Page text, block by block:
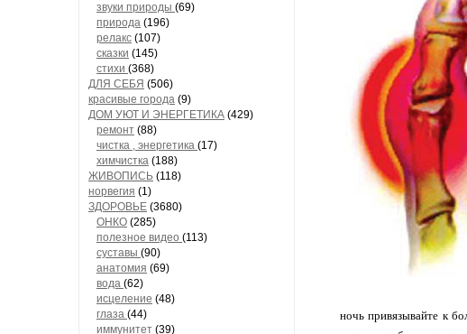
звуки природы (69)
природа (196)
релакс (107)
сказки (145)
стихи (368)
ДЛЯ СЕБЯ (506)
красивые города (9)
ДОМ УЮТ И ЭНЕРГЕТИКА (429)
ремонт (88)
чистка , энергетика (17)
химчистка (188)
ЖИВОПИСЬ (118)
норвегия (1)
ЗДОРОВЬЕ (3680)
ОНКО (285)
полезное видео (113)
суставы (90)
анатомия (69)
вода (62)
исцеление (48)
глаза (44)
иммунитет (39)
ночь привязывайте к